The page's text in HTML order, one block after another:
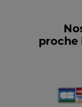
proche